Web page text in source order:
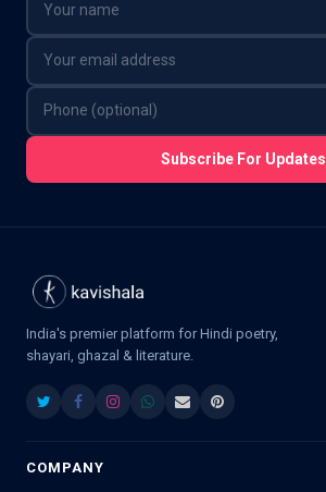
Subscribe For Updates
India's premier platform for Hindi poetry,
shayari, ghazal & literature.
COMPANY